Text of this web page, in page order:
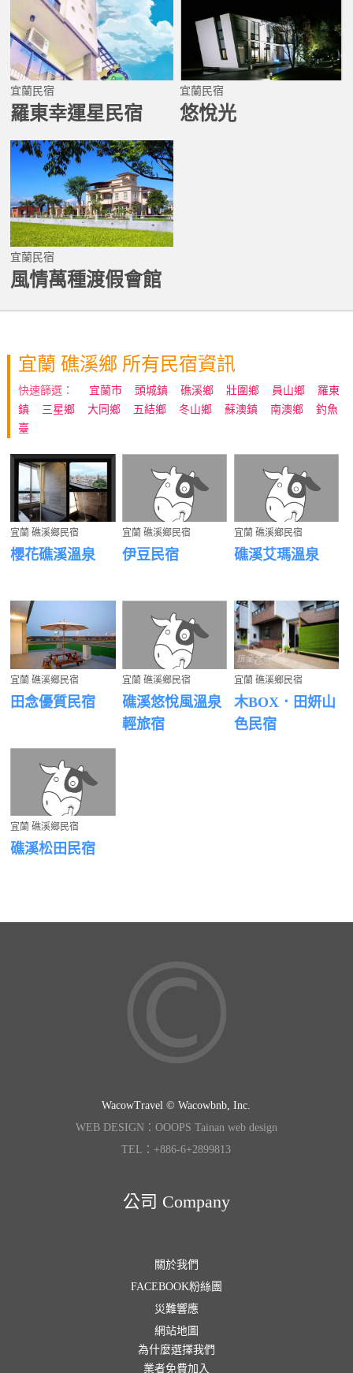
宜蘭民宿
羅東幸運星民宿
宜蘭民宿
悠悅光
宜蘭民宿
風情萬種渡假會館
宜蘭 礁溪鄉 所有民宿資訊
快速篩選： 宜蘭市 頭城鎮 礁溪鄉 壯圍鄉 員山鄉
羅東
鎮
三星鄉 大同鄉 五結鄉 冬山鄉 蘇澳鎮 南澳鄉
釣魚
臺
宜蘭 礁溪鄉民宿
櫻花礁溪溫泉
宜蘭 礁溪鄉民宿
伊豆民宿
宜蘭 礁溪鄉民宿
礁溪艾瑪溫泉
宜蘭 礁溪鄉民宿
田念優質民宿
宜蘭 礁溪鄉民宿
礁溪悠悅風溫泉
輕旅宿
宜蘭 礁溪鄉民宿
木BOX．田妍山
色民宿
宜蘭 礁溪鄉民宿
礁溪松田民宿
WacowTravel © Wacowbnb, Inc.
WEB DESIGN：OOOPS Tainan web design
TEL：+886-6+2899813
公司 Company
關於我們
FACEBOOK粉絲團
災難響應
網站地圖
為什麼選擇我們
業者免費加入